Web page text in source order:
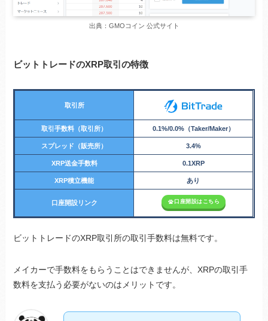
出典：GMOコイン 公式サイト
ビットトレードのXRP取引の特徴
取引所
取引手数料（取引所） 0.1%/0.0%（Taker/Maker）
スプレッド（販売所） 3.4%
XRP送金手数料 0.1XRP
XRP積立機能 あり
口座開設リンク 口座開設はこちら
ビットトレードのXRP取引所の取引手数料は無料です。
メイカーで手数料をもらうことはできませんが、XRPの取引手
数料を支払う必要がないのはメリットです。